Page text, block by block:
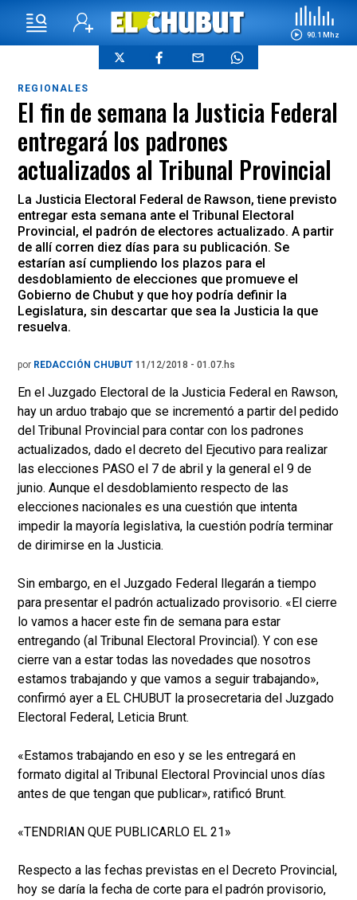
90.1 Mhz
REGIONALES
El fin de semana la Justicia Federal
entregará los padrones
actualizados al Tribunal Provincial
La Justicia Electoral Federal de Rawson, tiene previsto
entregar esta semana ante el Tribunal Electoral
Provincial, el padrón de electores actualizado. A partir
de allí corren diez días para su publicación. Se
estarían así cumpliendo los plazos para el
desdoblamiento de elecciones que promueve el
Gobierno de Chubut y que hoy podría definir la
Legislatura, sin descartar que sea la Justicia la que
resuelva.
por REDACCIÓN CHUBUT 11/12/2018 - 01.07.hs
En el Juzgado Electoral de la Justicia Federal en Rawson,
hay un arduo trabajo que se incrementó a partir del pedido
del Tribunal Provincial para contar con los padrones
actualizados, dado el decreto del Ejecutivo para realizar
las elecciones PASO el 7 de abril y la general el 9 de
junio. Aunque el desdoblamiento respecto de las
elecciones nacionales es una cuestión que intenta
impedir la mayoría legislativa, la cuestión podría terminar
de dirimirse en la Justicia.
Sin embargo, en el Juzgado Federal llegarán a tiempo
para presentar el padrón actualizado provisorio. «El cierre
lo vamos a hacer este fin de semana para estar
entregando (al Tribunal Electoral Provincial). Y con ese
cierre van a estar todas las novedades que nosotros
estamos trabajando y que vamos a seguir trabajando»,
confirmó ayer a EL CHUBUT la prosecretaria del Juzgado
Electoral Federal, Leticia Brunt.
«Estamos trabajando en eso y se les entregará en
formato digital al Tribunal Electoral Provincial unos días
antes de que tengan que publicar», ratificó Brunt.
«TENDRIAN QUE PUBLICARLO EL 21»
Respecto a las fechas previstas en el Decreto Provincial,
hoy se daría la fecha de corte para el padrón provisorio,